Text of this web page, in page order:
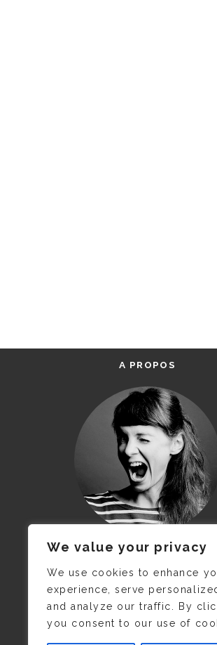
We value your privacy
We use cookies to enhance
experience, serve
and analyze our traffic. By
you consent to our use of
A PROPOS
JE M’APPELLE DELPHINE
C’EST ©CAMILLE COLLIN
PRIS CETTE PHOTO !